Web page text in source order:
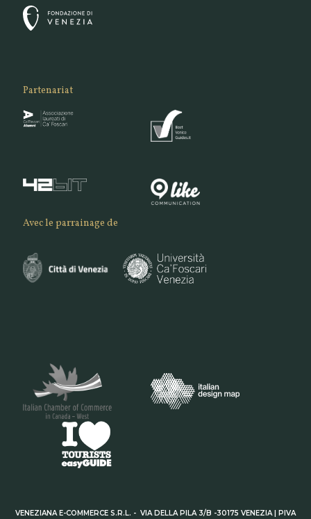
Partenariat
Avec le parrainage de
VENEZIANA E-COMMERCE S.R.L. - VIA DELLA PILA 3/B -30175 VENEZIA | PIVA